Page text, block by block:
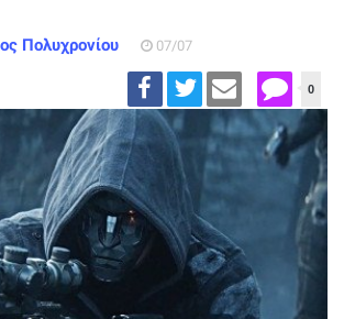
Πολυχρονίου 07/07
0